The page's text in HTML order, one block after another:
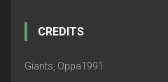
CREDITS
Giants, Oppa1991